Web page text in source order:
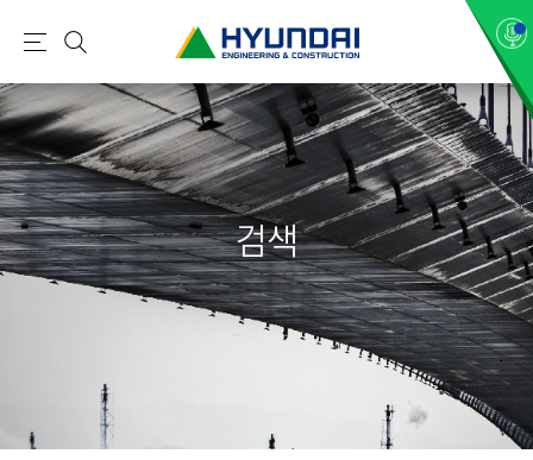
현
건
설
(
H
Y
U
N
메
뉴
검
색
검색